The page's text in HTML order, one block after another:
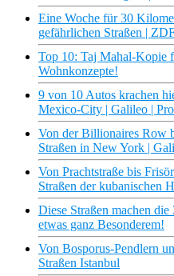
Eine Woche für 30
gefährlichen Straßen |
Top 10: Taj Mahal-Kopie
Wohnkonzepte!
9 von 10 Autos krachen
Mexico-City | Galileo |
Von der Billionaires Row
Straßen in New York |
Von Prachtstraße bis
Straßen der kubanischen
Diese Straßen machen
etwas ganz Besonderem!
Von Bosporus-Pendlern
Straßen Istanbul